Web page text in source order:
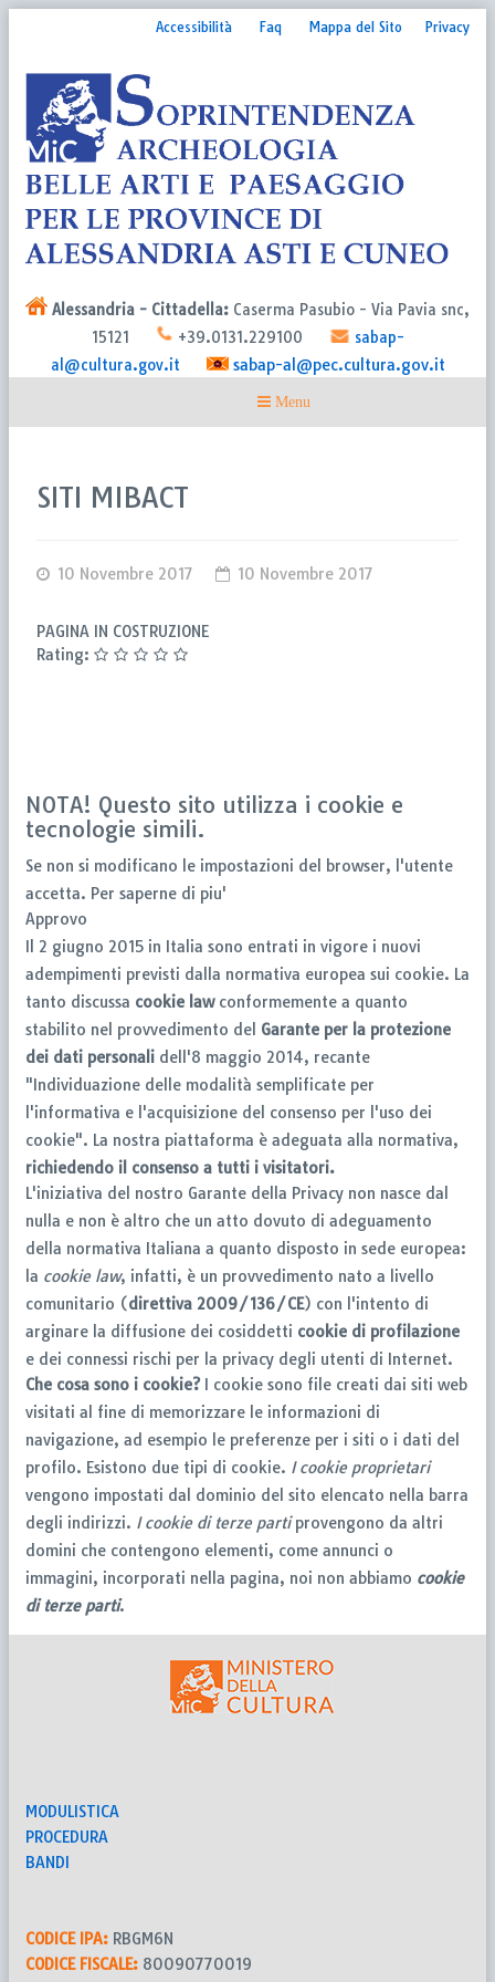
Accessibilità Faq Mappa del Sito Privacy
Alessandria - Cittadella: Caserma Pasubio - Via Pavia snc,
15121
+39.0131.229100
sabap-
al@cultura.gov.it
sabap-al@pec.cultura.gov.it
SITI MIBACT
10 Novembre 2017 10 Novembre 2017
PAGINA IN COSTRUZIONE
Rating:
NOTA! Questo sito utilizza i cookie e
tecnologie simili.
Se non si modificano le impostazioni del browser, l'utente
accetta. Per saperne di piu'
Approvo
Il 2 giugno 2015 in Italia sono entrati in vigore i nuovi
adempimenti previsti dalla normativa europea sui cookie. La
tanto discussa cookie lawconformemente a quanto
stabilito nel provvedimento del Garante per la protezione
dei dati personali dell'8 maggio 2014, recante
"Individuazione delle modalità semplificate per
l'informativa e l'acquisizione del consenso per l'uso dei
cookie". La nostra piattaforma è adeguata alla normativa,
richiedendo il consenso a tutti i visitatori.
L'iniziativa del nostro Garante della Privacy non nasce dal
nulla e non è altro che un atto dovuto di adeguamento
della normativa Italiana a quanto disposto in sede europea:
la cookie law, infatti, è un provvedimento nato a livello
comunitario (direttiva 2009/136/CE) con l'intento di
arginare la diffusione dei cosiddetti cookie di profilazione
e dei connessi rischi per la privacy degli utenti di Internet.
Che cosa sono i cookie? I cookie sono file creati dai siti web
visitati al fine di memorizzare le informazioni di
navigazione, ad esempio le preferenze per i siti o i dati del
profilo. Esistono due tipi di cookie. I cookie proprietari
vengono impostati dal dominio del sito elencato nella barra
degli indirizzi. I cookie di terze partiprovengono da altri
domini che contengono elementi, come annunci o
immagini, incorporati nella pagina, noi non abbiamo cookie
di terze parti.
MODULISTICA
PROCEDURA
BANDI
CODICE IPA: RBGM6N
CODICE FISCALE: 80090770019